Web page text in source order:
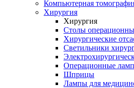
Компьютерная
Хирургия
Хирургия
Столы
Хирургические
Светильники
Операционные
Шприцы
Лампы для